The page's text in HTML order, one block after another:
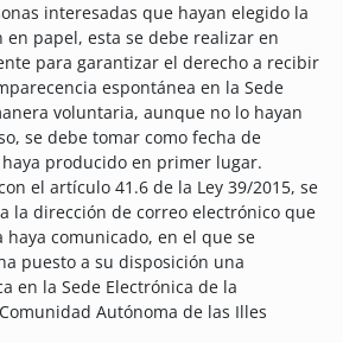
interesadas que hayan elegido la
papel, esta se debe realizar en
para garantizar el derecho a recibir
espontánea en la Sede
voluntaria, aunque no lo hayan
se debe tomar como fecha de
producido en primer lugar.
el artículo 41.6 de la Ley 39/2015, se
la dirección de correo electrónico que
comunicado, en el que se
puesto a su disposición una
en la Sede Electrónica de la
Autónoma de las Illes